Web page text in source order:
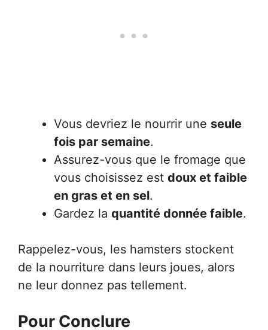
Vous devriez le nourrir une seule
fois par semaine.
Assurez-vous que le fromage que
vous choisissez est doux et faible
en gras et en sel.
Gardez la quantité donnée faible.
Rappelez-vous, les hamsters stockent
de la nourriture dans leurs joues, alors
ne leur donnez pas tellement.
Pour Conclure